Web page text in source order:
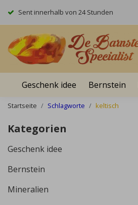
Sent innerhalb von 24 Stunden
Geschenk idee Bernstein
Startseite Schlagworte keltisch
Kategorien
Geschenk idee
Bernstein
Mineralien